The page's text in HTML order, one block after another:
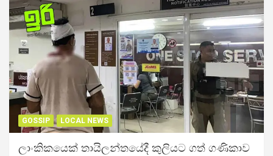
GOSSIP LOCAL NEWS
ලාංකිකයෙක් තායිලන්තයේදී කුලියට ගත් ගණිකාව